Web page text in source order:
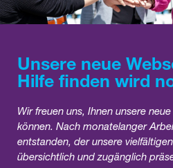
Unsere neue
Hilfe finden wird
Wir freuen uns, Ihnen unsere
können. Nach monatelanger
entstanden, der unsere
übersichtlich und zugänglich